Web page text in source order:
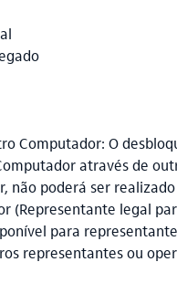
Computador: O
através de
não poderá ser
(Representante legal
para
representantes ou